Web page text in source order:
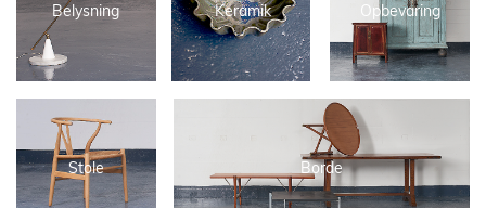
Belysning Keramik Opbevaring
Stole Borde